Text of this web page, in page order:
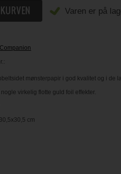
Varen er på
mønsterpapir i god kvalitet og i de
virkelig flotte guld foil effekter.
cm